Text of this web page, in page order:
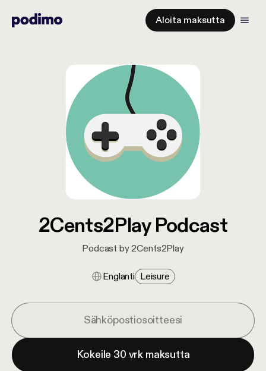
Aloita maksutta
2Cents2Play Podcast
Podcast by 2Cents2Play
Englanti Leisure
Kokeile 30 vrk maksutta